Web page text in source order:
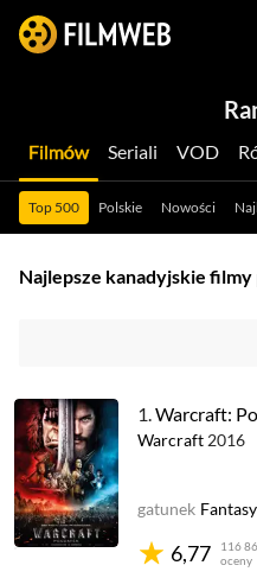
Filmów Seriali VOD
Top 500 Polskie Nowości
Najlepsze kanadyjskie
1.Warcraft:
Warcraft 2016
6,77
116
oceny
gatunek Fantasy